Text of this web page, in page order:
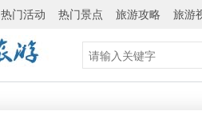
热门活动 热门景点 旅游攻略 旅游